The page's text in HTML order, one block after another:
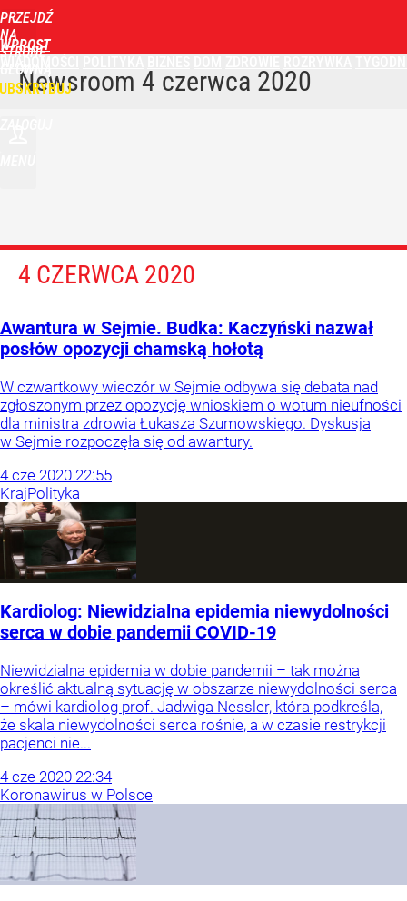
PRZEJDŹ
NA
STRONĘ
GŁÓWNĄ
WPROST
Newsroom 4 czerwca 2020
4 CZERWCA 2020
Awantura w Sejmie. Budka: Kaczyński nazwał
posłów opozycji chamską hołotą
W czwartkowy wieczór w Sejmie odbywa się debata nad
zgłoszonym przez opozycję wnioskiem o wotum nieufności
dla ministra zdrowia Łukasza Szumowskiego. Dyskusja
w Sejmie rozpoczęła się od awantury.
4 cze 2020 22:55
KrajPolityka
Kardiolog: Niewidzialna epidemia niewydolności
serca w dobie pandemii COVID-19
Niewidzialna epidemia w dobie pandemii – tak można
określić aktualną sytuację w obszarze niewydolności serca
– mówi kardiolog prof. Jadwiga Nessler, która podkreśla,
że skala niewydolności serca rośnie, a w czasie restrykcji
pacjenci nie...
4 cze 2020 22:34
Koronawirus w Polsce